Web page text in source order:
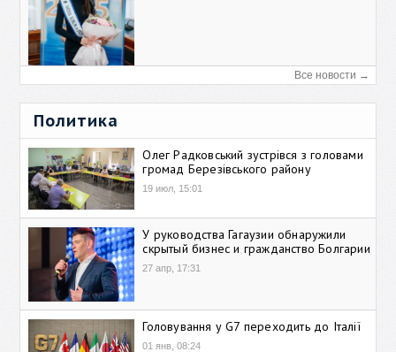
Все новости →
Политика
Олег Радковський зустрівся з головами
громад Березівського району
19 июл, 15:01
У руководства Гагаузии обнаружили
скрытый бизнес и гражданство Болгарии
27 апр, 17:31
Головування у G7 переходить до Італії
01 янв, 08:24